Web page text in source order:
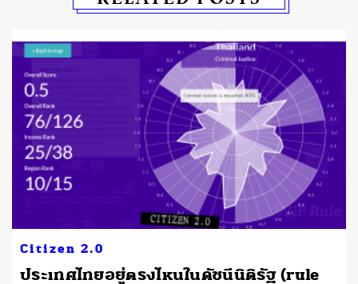
Citizen 2.0
ประเทศไทยอยู่ตรงไหนในดัชนีนิติรัฐ (rule